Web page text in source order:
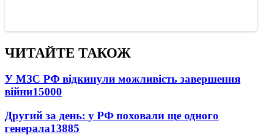
ЧИТАЙТЕ ТАКОЖ
У МЗС РФ відкинули можливість завершення
війни15000
Другий за день: у РФ поховали ще одного
генерала13885